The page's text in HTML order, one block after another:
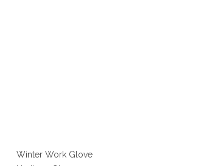
Winter Work Glove